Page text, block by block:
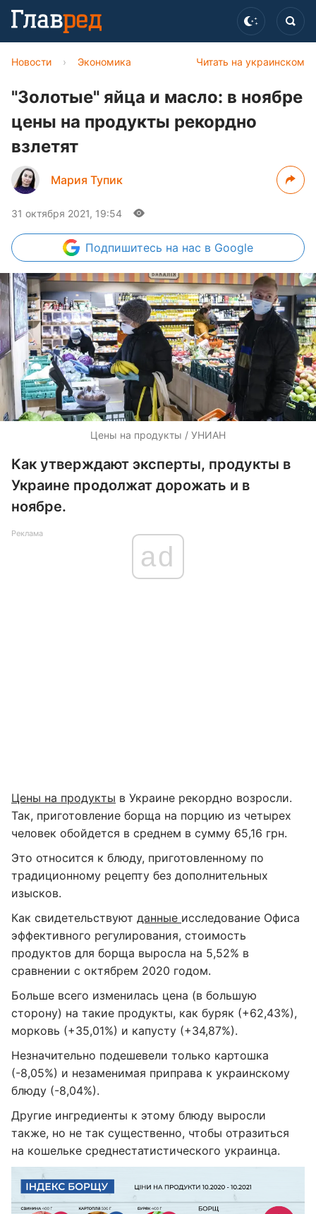
Читать на украинском
Новости › Экономика
"Золотые" яйца и масло: в ноябре
цены на продукты рекордно
взлетят
Мария Тупик
31 октября 2021, 19:54
Подпишитесь на нас в Google
Цены на продукты / УНИАН
Как утверждают эксперты, продукты в
Украине продолжат дорожать и в
ноябре.
Реклама
ad
Цены на продукты в Украине рекордно возросли.
Так, приготовление борща на порцию из четырех
человек обойдется в среднем в сумму 65,16 грн.
Это относится к блюду, приготовленному по
традиционному рецепту без дополнительных
изысков.
Как свидетельствуют данные исследование Офиса
эффективного регулирования, стоимость
продуктов для борща выросла на 5,52% в
сравнении с октябрем 2020 годом.
Больше всего изменилась цена (в большую
сторону) на такие продукты, как буряк (+62,43%),
морковь (+35,01%) и капусту (+34,87%).
Незначительно подешевели только картошка
(-8,05%) и незаменимая приправа к украинскому
блюду (-8,04%).
Другие ингредиенты к этому блюду выросли
также, но не так существенно, чтобы отразиться
на кошельке среднестатистического украинца.